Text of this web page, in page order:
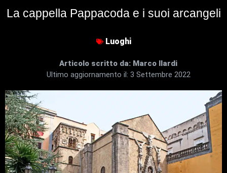
La cappella Pappacoda e i suoi arcangeli
Luoghi
Articolo scritto da: Marco Ilardi
Ultimo aggiornamento il: 3 Settembre 2022